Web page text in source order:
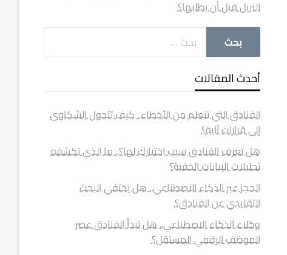
النزيل قبل أن يطلبها؟
أحدث المقالات
الفنادق التي تتعلم من الأخطاء.. كيف تتحول الشكاوى
إلى قرارات آلية؟
هل تعرف الفنادق سبب اختيارك لها؟.. ما الذي تكشفه
تحليلات البيانات الخفية؟
الحجز عبر الذكاء الاصطناعي.. هل يختفي البحث
التقليدي عن الفنادق؟
وكلاء الذكاء الاصطناعي.. هل تبدأ الفنادق عصر
الموظف الرقمي المستقل؟